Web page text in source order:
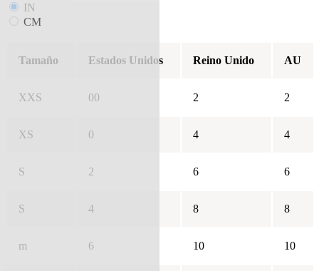
IN
CM
Tamaño Estados Unidos Reino Unido AU
XXS 00 2 2
XS 0 4 4
S 2 6 6
S 4 8 8
m 6 10 10